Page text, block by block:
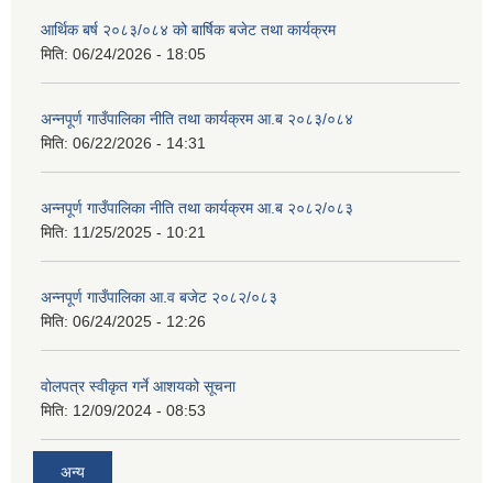
आर्थिक बर्ष २०८३/०८४ को बार्षिक बजेट तथा कार्यक्रम
मिति: 06/24/2026 - 18:05
अन्नपूर्ण गाउँपालिका नीति तथा कार्यक्रम आ.ब २०८३/०८४
मिति: 06/22/2026 - 14:31
अन्नपूर्ण गाउँपालिका नीति तथा कार्यक्रम आ.ब २०८२/०८३
मिति: 11/25/2025 - 10:21
अन्नपूर्ण गाउँपालिका आ.व बजेट २०८२/०८३
मिति: 06/24/2025 - 12:26
वोलपत्र स्वीकृत गर्ने आशयको सूचना
मिति: 12/09/2024 - 08:53
अन्य